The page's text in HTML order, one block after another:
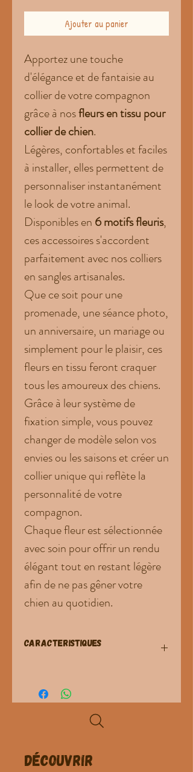
Ajouter au panier
Apportez une touche
d'élégance et de fantaisie au
collier de votre compagnon
grâce à nosfleurs en tissu pour
collier de chien.
Légères, confortables et faciles
à installer, elles permettent de
personnaliser instantanément
le look de votre animal.
Disponibles en 6 motifs fleuris,
ces accessoires s'accordent
parfaitement avec nos colliers
en sangles artisanales.
Que ce soit pour une
promenade, une séance photo,
un anniversaire, un mariage ou
simplement pour le plaisir, ces
fleurs en tissu feront craquer
tous les amoureux des chiens.
Grâce à leur système de
fixation simple, vous pouvez
changer de modèle selon vos
envies ou les saisons et créer un
collier unique qui reflète la
personnalité de votre
compagnon.
Chaque fleur est sélectionnée
avec soin pour offrir un rendu
élégant tout en restant légère
afin de ne pas gêner votre
chien au quotidien.
CARACTERISTIQUES
Nombre de modèles : 6
Vendue à l'unité
Découvrir